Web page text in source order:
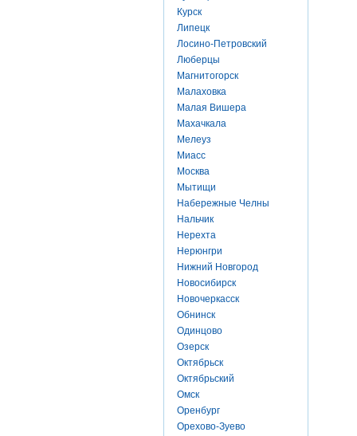
Курск
Липецк
Лосино-Петровский
Люберцы
Магнитогорск
Малаховка
Малая Вишера
Махачкала
Мелеуз
Миасс
Москва
Мытищи
Набережные Челны
Нальчик
Нерехта
Нерюнгри
Нижний Новгород
Новосибирск
Новочеркасск
Обнинск
Одинцово
Озерск
Октябрьск
Октябрьский
Омск
Оренбург
Орехово-Зуево